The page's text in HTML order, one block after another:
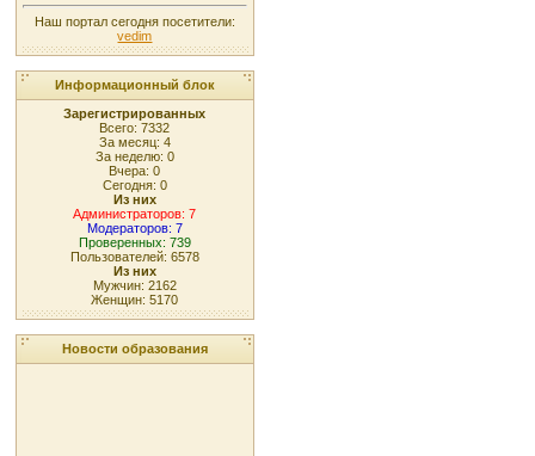
Наш портал сегодня посетители:
vedim
Информационный блок
Зарегистрированных
Всего: 7332
За месяц: 4
За неделю: 0
Вчера: 0
Сегодня: 0
Из них
Администраторов: 7
Модераторов: 7
Проверенных: 739
Пользователей: 6578
Из них
Мужчин: 2162
Женщин: 5170
Новости образования